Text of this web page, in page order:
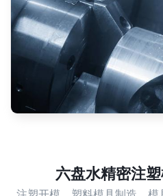
六盘水精密注